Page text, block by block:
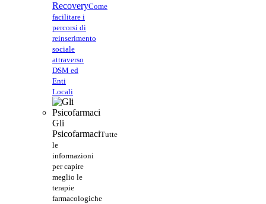
RecoveryCome
facilitare i
percorsi di
reinserimento
sociale
attraverso
DSM ed
Enti
Locali
Gli
PsicofarmaciTutte
le
informazioni
per capire
meglio le
terapie
farmacologiche